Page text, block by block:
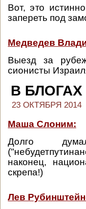
Вот, это
запереть под
Медведев
Выезд за
сионисты
В БЛОГАХ
23 ОКТЯБРЯ 2014
Маша Слоним:
Долго
наконец,
скрепа!)
Лев